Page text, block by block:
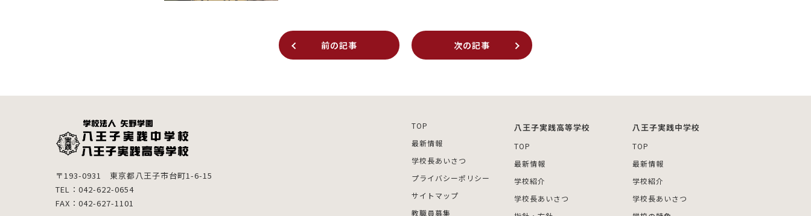
前の記事 次の記事
〒193-0931 東京都八王子市台町1-6-15
TEL：042-622-0654
FAX：042-627-1101
TOP
最新情報
学校長あいさつ
プライバシーポリシー
サイトマップ
教職員募集
八王子実践高等学校
TOP
最新情報
学校紹介
学校長あいさつ
八王子実践中学校
TOP
最新情報
学校紹介
学校長あいさつ